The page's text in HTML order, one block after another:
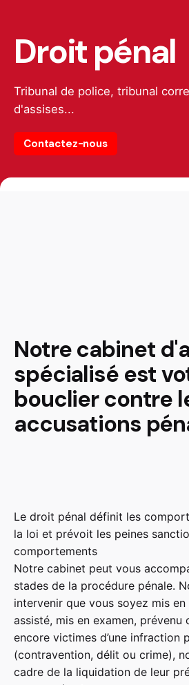
Droit pénal
Tribunal de police, tribunal
d'assises...
Contactez-nous
Notre cabinet
spécialisé est
bouclier contre
accusations
Le droit pénal définit les
la loi et prévoit les peines
comportements
Notre cabinet peut vous
stades de la procédure pénale.
intervenir que vous soyez mis
assisté, mis en examen, prévenu
encore victimes d’une infraction
(contravention, délit ou crime),
cadre de la liquidation de leur